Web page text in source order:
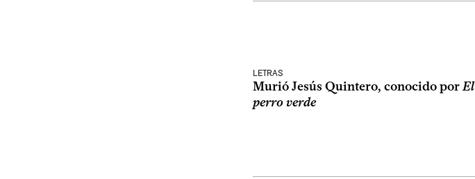
LETRAS
Murió Jesús Quintero, conocido porEl
perro verde